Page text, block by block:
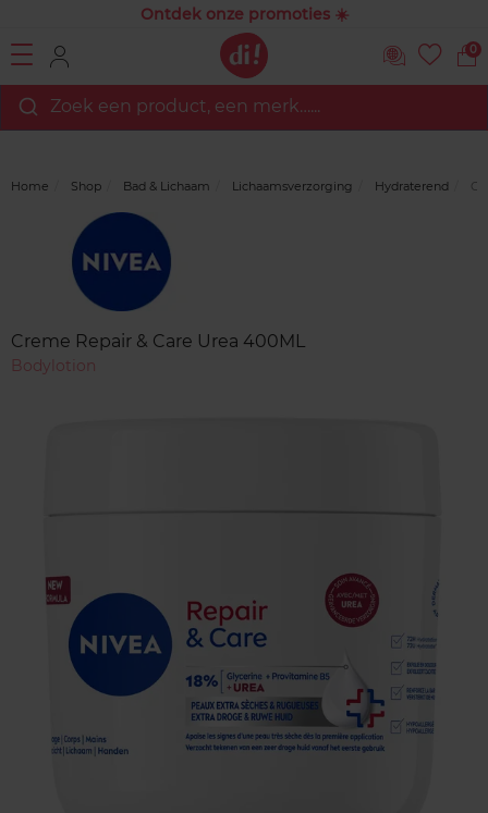
Ontdek onze promoties ☀️
0
Zoek een product, een merk…...
Home Shop Bad & Lichaam Lichaamsverzorging Hydraterend
Creme Repair & Care Urea 400ML
Bodylotion